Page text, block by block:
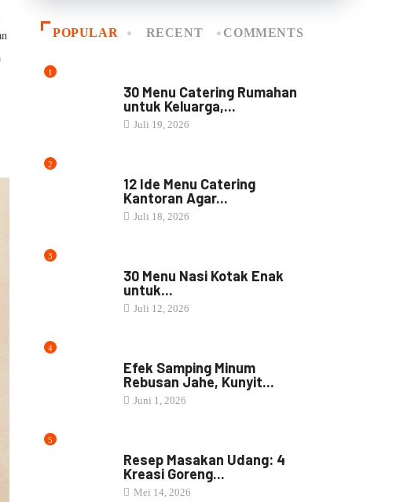
POPULAR RECENT COMMENTS
1
30 Menu Catering Rumahan
untuk Keluarga,...
Juli 19, 2026
2
12 Ide Menu Catering
Kantoran Agar...
Juli 18, 2026
3
30 Menu Nasi Kotak Enak
untuk...
Juli 12, 2026
4
Efek Samping Minum
Rebusan Jahe, Kunyit...
Juni 1, 2026
5
Resep Masakan Udang: 4
Kreasi Goreng...
Mei 14, 2026